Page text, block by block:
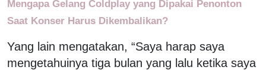
Mengapa Gelang Coldplay yang Dipakai Penonton
Saat Konser Harus Dikembalikan?
Yang lain mengatakan, “Saya harap saya
mengetahuinya tiga bulan yang lalu ketika saya